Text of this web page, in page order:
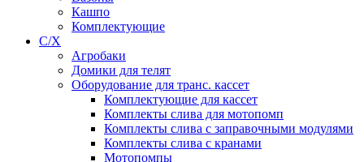
Кашпо
Комплектующие
С/Х
Агробаки
Домики для телят
Оборудование для транс. кассет
Комплектующие для кассет
Комплекты слива для мотопомп
Комплекты слива с заправочными модулями
Комплекты слива с кранами
Мотопомпы